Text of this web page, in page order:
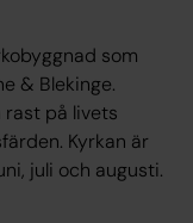
som
& Blekinge.
rast på livets
Kyrkan är
juli och augusti.